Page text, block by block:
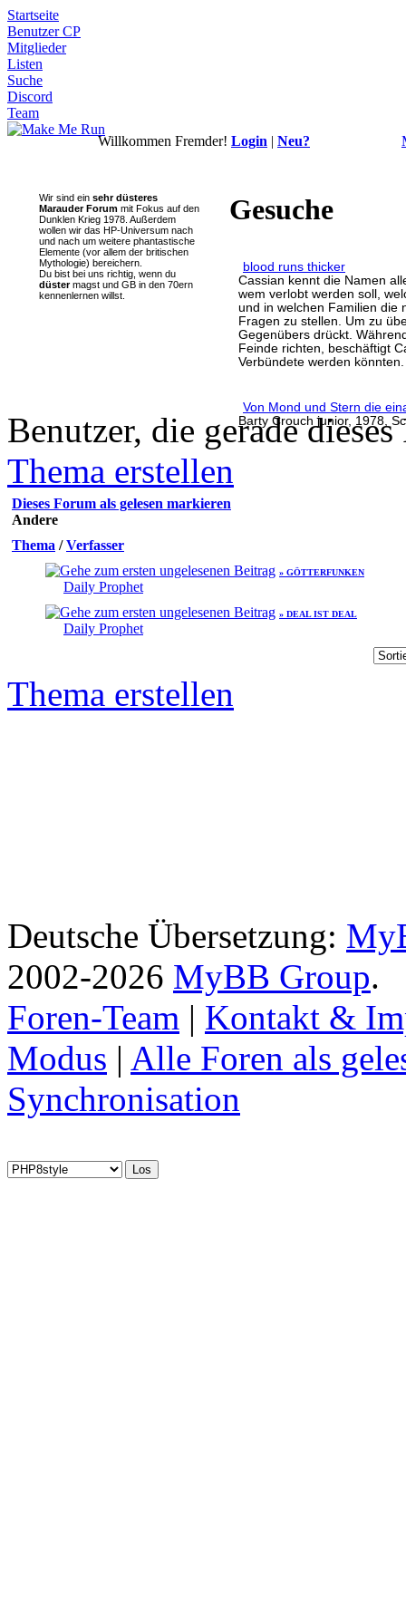
Startseite
Benutzer CP
Mitglieder
Listen
Suche
Discord
Team
Willkommen Fremder! Login | Neu?
Wir sind ein sehr düsteres
Marauder Forum mit Fokus auf den
Dunklen Krieg 1978. Außerdem
wollen wir das HP-Universum nach
und nach um weitere phantastische
Elemente (vor allem der britischen
Mythologie) bereichern.
Du bist bei uns richtig, wenn du
düstermagst und GB in den 70ern
kennenlernen willst.
Gesuche
blood runs thicker
Cassian kennt die Namen
wem verlobt werden soll,
und in welchen Familien die
Fragen zu stellen. Um zu
Gegenübers drückt.
Feinde richten, beschäftigt
Verbündete werden könnten.
Von Mond und Stern die
Barty Crouch junior, 1978,
Benutzer, die gerade
Thema erstellen
Dieses Forum als gelesen markieren
Andere
Thema /Verfasser
» GÖTTERFUNKEN
Daily Prophet
» DEAL IST DEAL
Daily Prophet
Thema erstellen
Deutsche Übersetzung:
2002-2026 MyBB Group.
Foren-Team | Kontakt &
Modus | Alle Foren als
Synchronisation